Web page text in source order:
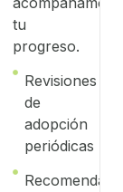
tu
progreso.
Revisiones
de
adopción
periódicas